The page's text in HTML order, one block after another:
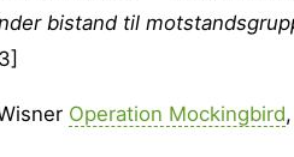
bistand til
Operation Mockingbird